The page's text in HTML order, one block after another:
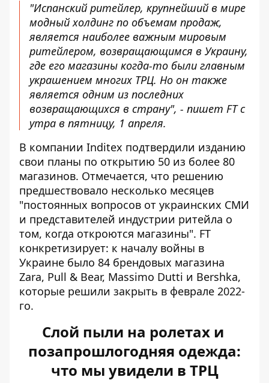
"Испанский ритейлер, крупнейший в мире
модный холдинг по объемам продаж,
является наиболее важным мировым
ритейлером, возвращающимся в Украину,
где его магазины когда-то были главным
украшением многих ТРЦ. Но он также
является одним из последних
возвращающихся в страну", - пишет FT с
утра в пятницу, 1 апреля.
В компании Inditex подтвердили изданию
свои планы по открытию 50 из более 80
магазинов. Отмечается, что решению
предшествовало несколько месяцев
"постоянных вопросов от украинских СМИ
и представителей индустрии ритейла о
том, когда откроются магазины". FT
конкретизирует: к началу войны в
Украине было 84 брендовых магазина
Zara, Pull & Bear, Massimo Dutti и Bershka,
которые решили закрыть в феврале 2022-
го.
Слой пыли на ролетах и ​​
позапрошлогодняя одежда:
что мы увидели в ТРЦ